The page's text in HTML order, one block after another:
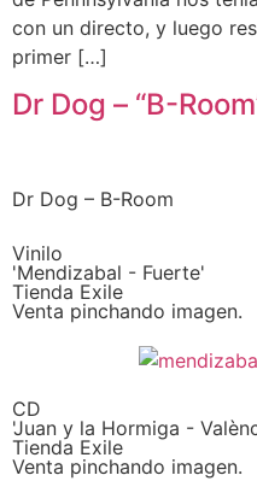
con un directo, y luego
primer […]
Dr Dog – “B-
Dr Dog – B-Room
Vinilo
'Mendizabal - Fuerte'
Tienda Exile
Venta pinchando imagen.
CD
'Juan y la Hormiga -
Tienda Exile
Venta pinchando imagen.